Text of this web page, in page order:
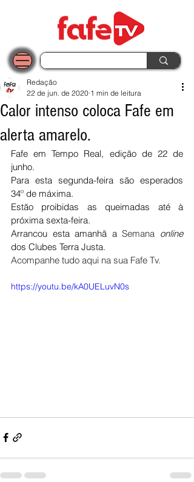
Calor intenso coloca Fafe em
alerta amarelo.
Redação
22 de jun. de 2020 1 min de leitura
Fafe em Tempo Real, edição de 22 de
junho.
Para esta segunda-feira são esperados
34º de máxima.
Estão proibidas as queimadas até à
próxima sexta-feira.
Arrancou esta amanhã a Semana
online
dos Clubes Terra Justa.
Acompanhe tudo aqui na sua Fafe Tv.
https://youtu.be/kA0UELuvN0s